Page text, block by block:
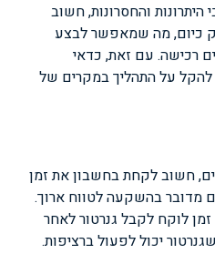
והחסרונות, חשוב
כיום, מה שמאפשר לבצע
רכישה. עם זאת, כדאי
על התהליך במקרים של
חשוב לקחת בחשבון את זמן
מדובר בהשקעה לטווח ארוך.
לוקח לקבל גנרטור לאחר
יכול לפעול ברציפות.